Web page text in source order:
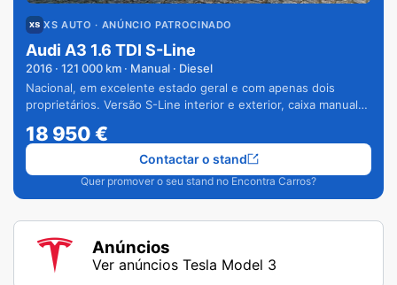
XS AUTO · ANÚNCIO PATROCINADO
Audi A3 1.6 TDI S-Line
2016 · 121 000 km · Manual · Diesel
Nacional, em excelente estado geral e com apenas dois
proprietários. Versão S-Line interior e exterior, caixa manual
18 950€
Quer promover o seu stand no Encontra Carros?
Contactar o stand
Anúncios
Ver anúncios Tesla Model 3